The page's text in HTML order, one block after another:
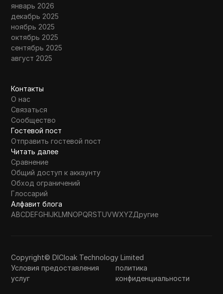
январь 2026
декабрь 2025
ноябрь 2025
октябрь 2025
сентябрь 2025
август 2025
Контакты
О нас
Связаться
Сообщество
Гостевой пост
Отправить гостевой пост
Читать далее
Сравнение
Общий доступ к аккаунту
Обход ограничений
Глоссарий
Алфавит блога
ABCDEFGHIJKLMNOPQRSTUVWXYZДругие
Copyright© DICloak Technology Limited
Условия предоставления
услуг
политика
конфиденциальности